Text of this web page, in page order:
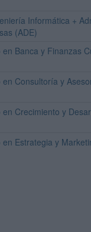
Informática +
(ADE)
Banca y Finanzas
Consultoría y
Crecimiento y
Estrategia y